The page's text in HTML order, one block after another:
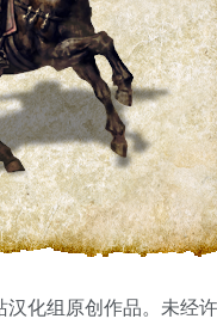
化组原创作品。未经